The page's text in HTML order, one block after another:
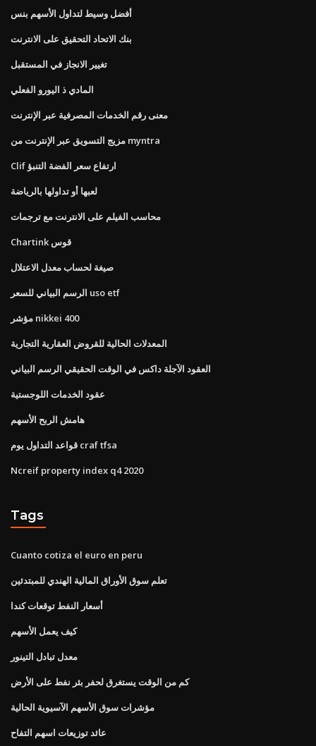
أفضل وسيط لتداول الأسهم بنس
بنك الاتحاد التحقيق على الانترنت
تغيير الانجاز في المستقبل
المادي ذ اليورو الفعلي
معنى رقم الخدمات المصرفية عبر الإنترنت
مزيج التسويق عبر الإنترنت من myntra
Clif ارتفاع سعر الفضة التنبؤ
لعبها أو تداولها بالرياضة
محاسب الفيلم على الانترنت مع ترجمات
Chartink قوس
صيغة لحساب معدل الاعتلال
الرسم البياني للسعر uso etf
مؤشر nikkei 400
المعدلات الحالية للقروض العقارية التجارية
العقود الآجلة داكس في الوقت الحقيقي الرسم البياني
عقود الخدمات اللوجستية
هامش الربح الأسهم
قواعد التداول يوم craf tfsa
Ncreif property index q4 2020
Tags
Cuanto cotiza el euro en peru
تعلم سوق الأوراق المالية الهندي للمبتدئين
أسعار النفط توقعات كندا
كيف يعمل الأسهم
معدل تبادل التينور
كم من الوقت يستغرق لحفر بئر نفط على الأرض
مؤشرات سوق الأسهم الآسيوية الحالية
عائد توزيعات اسهم التفاح